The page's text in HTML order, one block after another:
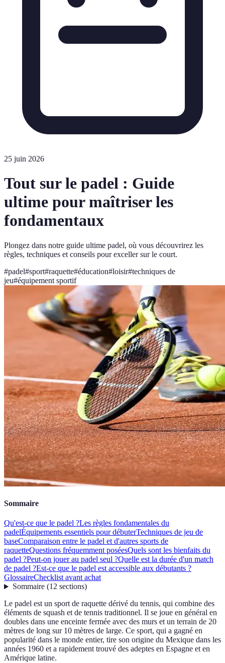
25 juin 2026
Tout sur le padel : Guide
ultime pour maîtriser les
fondamentaux
Plongez dans notre guide ultime padel, où vous découvrirez les
règles, techniques et conseils pour exceller sur le court.
#padel#sport#raquette#éducation#loisir#techniques de
jeu#équipement sportif
Sommaire
Qu'est-ce que le padel ?Les règles fondamentales du
padelÉquipements essentiels pour débuterTechniques de jeu de
baseComparaison entre le padel et d'autres sports de
raquetteQuestions fréquemment poséesQuels sont les bienfaits du
padel ?Peut-on jouer au padel seul ?Quelle est la durée d'un match
de padel ?Est-ce que le padel est accessible aux débutants ?
GlossaireChecklist avant achat
Sommaire(12 sections)
Le padel est un sport de raquette dérivé du tennis, qui combine des
éléments de squash et de tennis traditionnel. Il se joue en général en
doubles dans une enceinte fermée avec des murs et un terrain de 20
mètres de long sur 10 mètres de large. Ce sport, qui a gagné en
popularité dans le monde entier, tire son origine du Mexique dans les
années 1960 et a rapidement trouvé des adeptes en Espagne et en
Amérique latine.